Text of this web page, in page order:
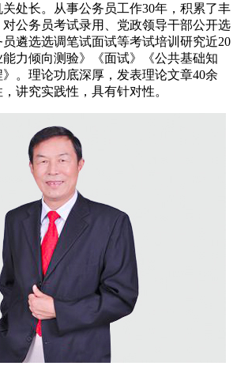
处长。从事公务员工作30年，积累了丰
公务员考试录用、党政领导干部公开选
遴选选调笔试面试等考试培训研究近20
力倾向测验》《面试》《公共基础知
。理论功底深厚，发表理论文章40余
讲究实践性，具有针对性。